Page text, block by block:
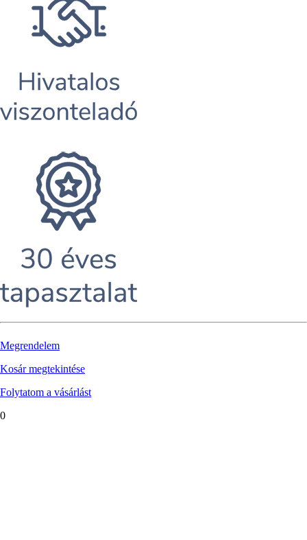
Megrendelem
Kosár megtekintése
Folytatom a vásárlást
0